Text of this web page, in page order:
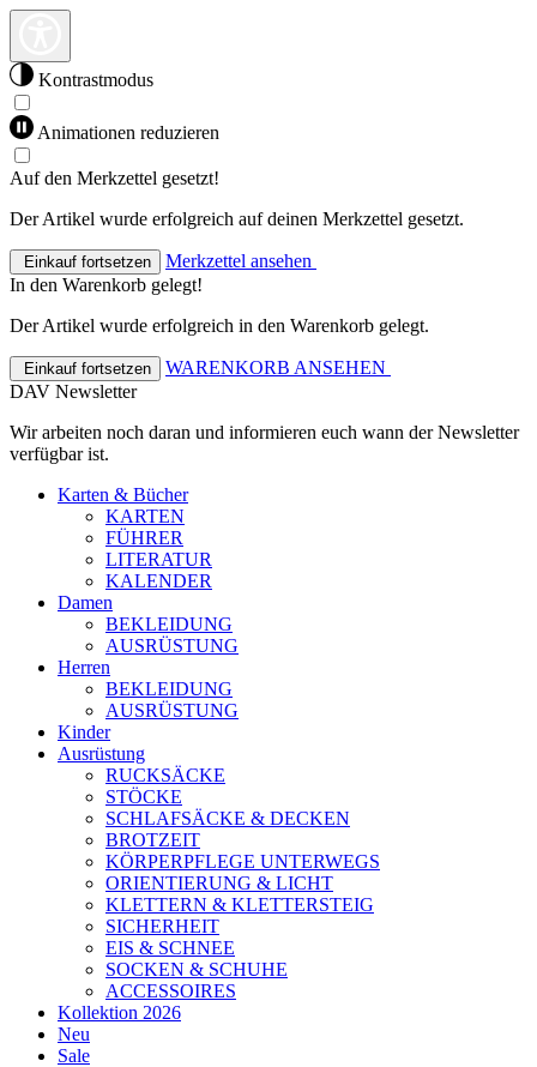
Kontrastmodus
Animationen reduzieren
Auf den Merkzettel gesetzt!
Der Artikel wurde erfolgreich auf deinen Merkzettel gesetzt.
Einkauf fortsetzen
Merkzettel ansehen
In den Warenkorb gelegt!
Der Artikel wurde erfolgreich in den Warenkorb gelegt.
Einkauf fortsetzen
WARENKORB ANSEHEN
DAV Newsletter
Wir arbeiten noch daran und informieren euch wann der Newsletter
verfügbar ist.
Karten & Bücher
KARTEN
FÜHRER
LITERATUR
KALENDER
Damen
BEKLEIDUNG
AUSRÜSTUNG
Herren
BEKLEIDUNG
AUSRÜSTUNG
Kinder
Ausrüstung
RUCKSÄCKE
STÖCKE
SCHLAFSÄCKE & DECKEN
BROTZEIT
KÖRPERPFLEGE UNTERWEGS
ORIENTIERUNG & LICHT
KLETTERN & KLETTERSTEIG
SICHERHEIT
EIS & SCHNEE
SOCKEN & SCHUHE
ACCESSOIRES
Kollektion 2026
Neu
Sale